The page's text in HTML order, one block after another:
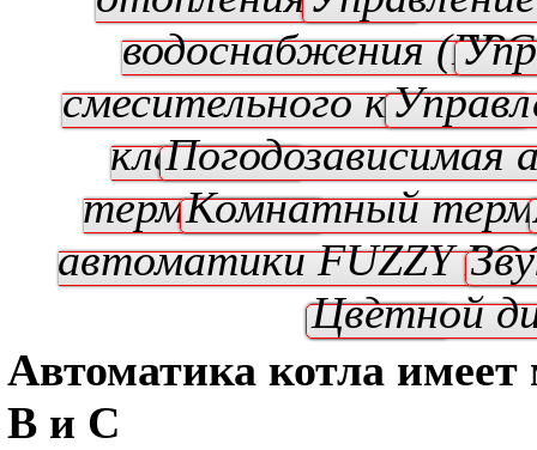
водоснабжения
смесительного клапана
клапаном
Погодозависимая
термостат
Комнатный
автоматики FUZZY
модуль
Цветной
Автоматика котла
B и C